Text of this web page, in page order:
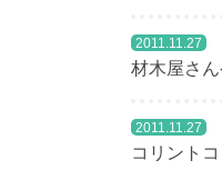
2011.11.27
材木屋さ
2011.11.27
コリント